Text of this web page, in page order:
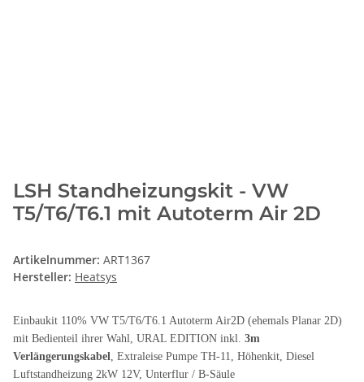
LSH Standheizungskit - VW
T5/T6/T6.1 mit Autoterm Air 2D
Artikelnummer: ART1367
Hersteller: Heatsys
Einbaukit 110% VW T5/T6/T6.1 Autoterm Air2D (ehemals Planar 2D)
mit Bedienteil ihrer Wahl, URAL EDITION inkl. 3m
Verlängerungskabel, Extraleise Pumpe TH-11, Höhenkit, Diesel
Luftstandheizung 2kW 12V, Unterflur / B-Säule